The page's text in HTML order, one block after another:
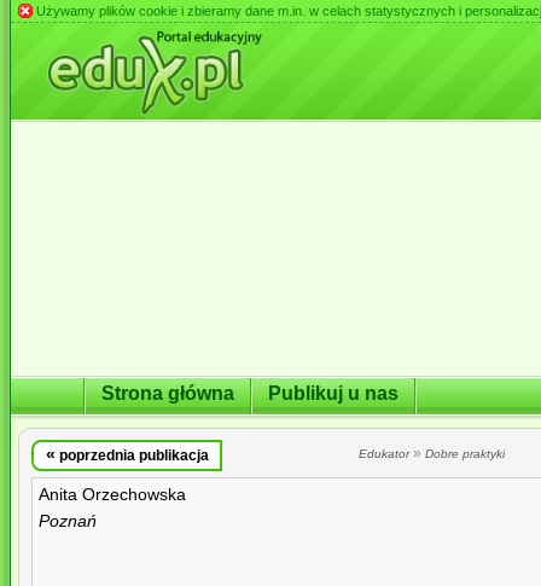
Używamy plików cookie i zbieramy dane m.in. w celach statystycznych i
Strona główna Publikuj u nas
« poprzednia publikacja Edukator» Dobre praktyki
Anita Orzechowska
Poznań